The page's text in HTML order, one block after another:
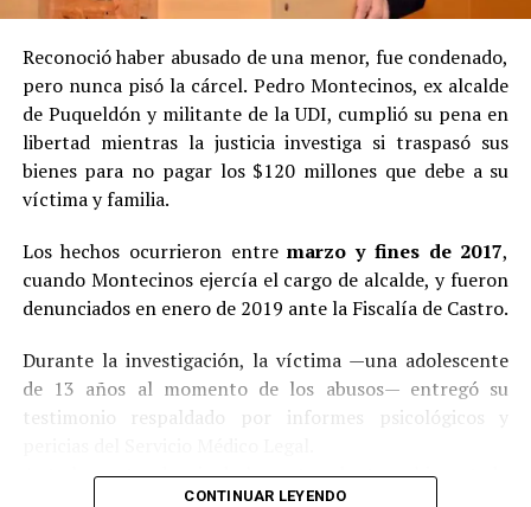
Reconoció haber abusado de una menor, fue condenado,
pero nunca pisó la cárcel. Pedro Montecinos, ex alcalde
de Puqueldón y militante de la UDI, cumplió su pena en
libertad mientras la justicia investiga si traspasó sus
bienes para no pagar los $120 millones que debe a su
víctima y familia.
Los hechos ocurrieron entremarzo y fines de 2017,
cuando Montecinos ejercía el cargo de alcalde, y fueron
denunciados en enero de 2019 ante la Fiscalía de Castro.
Durante la investigación, la víctima —una adolescente
de 13 años al momento de los abusos— entregó su
testimonio respaldado por informes psicológicos y
Ante la contundencia de los antecedentes, el imputado
aceptó los cargosen un procedimiento abreviado,
CONTINUAR LEYENDO